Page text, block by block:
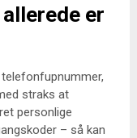
er
straks at
personlige
– så kan